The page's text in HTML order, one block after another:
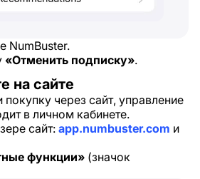
NumBuster.
«Отменить подписку».
на сайте
через сайт, управление
в личном кабинете.
сайт: app.numbuster.com и
функции» (значок